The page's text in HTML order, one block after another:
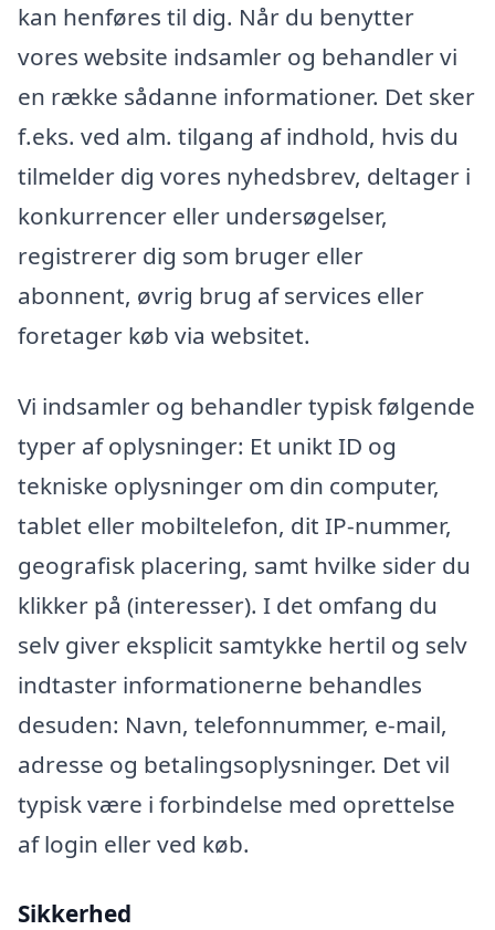
kan henføres til dig. Når du benytter
vores website indsamler og behandler vi
en række sådanne informationer. Det sker
f.eks. ved alm. tilgang af indhold, hvis du
tilmelder dig vores nyhedsbrev, deltager i
konkurrencer eller undersøgelser,
registrerer dig som bruger eller
abonnent, øvrig brug af services eller
foretager køb via websitet.
Vi indsamler og behandler typisk følgende
typer af oplysninger: Et unikt ID og
tekniske oplysninger om din computer,
tablet eller mobiltelefon, dit IP-nummer,
geografisk placering, samt hvilke sider du
klikker på (interesser). I det omfang du
selv giver eksplicit samtykke hertil og selv
indtaster informationerne behandles
desuden: Navn, telefonnummer, e-mail,
adresse og betalingsoplysninger. Det vil
typisk være i forbindelse med oprettelse
af login eller ved køb.
Sikkerhed